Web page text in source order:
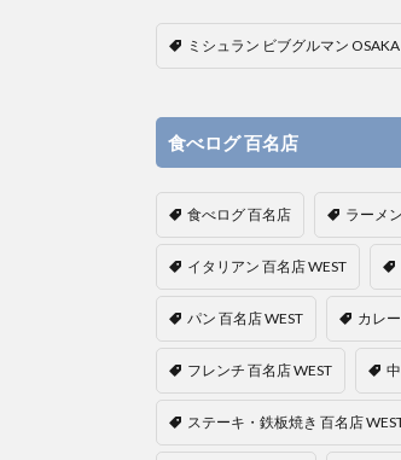
ミシュラン ビブグルマン OSAKA
食べログ 百名店
食べログ 百名店 ラーメ
イタリアン 百名店 WEST
パン 百名店 WEST カレ
フレンチ 百名店 WEST
ステーキ・鉄板焼き 百名店